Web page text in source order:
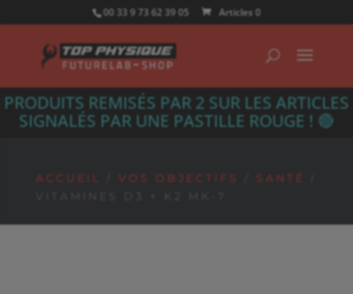
PRODUITS REMISÉS PAR 2 SUR LES ARTICLES
SIGNALÉS PAR UNE PASTILLE ROUGE ! 🔴
00 33 9 73 62 39 05 Articles 0
ACCUEIL VOS OBJECTIFS SANTÉ